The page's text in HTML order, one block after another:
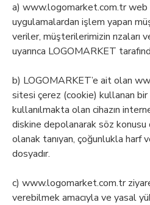
a) www.logomarket.com.tr
uygulamalardan işlem yapan
veriler, müşterilerimizin rızaları
uyarınca LOGOMARKET
b) LOGOMARKET’e ait olan
sitesi çerez (cookie) kullanan
kullanılmakta olan cihazın
diskine depolanarak söz
olanak tanıyan, çoğunlukla harf
dosyadır.
c) www.logomarket.com.tr
verebilmek amacıyla ve yasal